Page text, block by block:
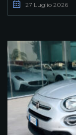
27 Luglio 2026